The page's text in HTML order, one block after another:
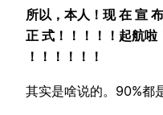
所以，本人！现 在 宣
正 式！！！！！起航啦
！！！！！！
其实是啥说的。90%都